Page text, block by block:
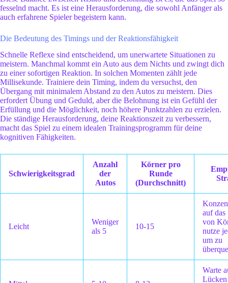
fesselnd macht. Es ist eine Herausforderung, die sowohl Anfänger als
auch erfahrene Spieler begeistern kann.
Die Bedeutung des Timings und der Reaktionsfähigkeit
Schnelle Reflexe sind entscheidend, um unerwartete Situationen zu
meistern. Manchmal kommt ein Auto aus dem Nichts und zwingt dich
zu einer sofortigen Reaktion. In solchen Momenten zählt jede
Millisekunde. Trainiere dein Timing, indem du versuchst, den
Übergang mit minimalem Abstand zu den Autos zu meistern. Dies
erfordert Übung und Geduld, aber die Belohnung ist ein Gefühl der
Erfüllung und die Möglichkeit, noch höhere Punktzahlen zu erzielen.
Die ständige Herausforderung, deine Reaktionszeit zu verbessern,
macht das Spiel zu einem idealen Trainingsprogramm für deine
kognitiven Fähigkeiten.
Schwierigkeitsgrad
Anzahl
der
Autos
Körner pro
Runde
(Durchschnitt)
Leicht
Weniger
als 5
10-15
auf das
von
nutze
um zu
Warte